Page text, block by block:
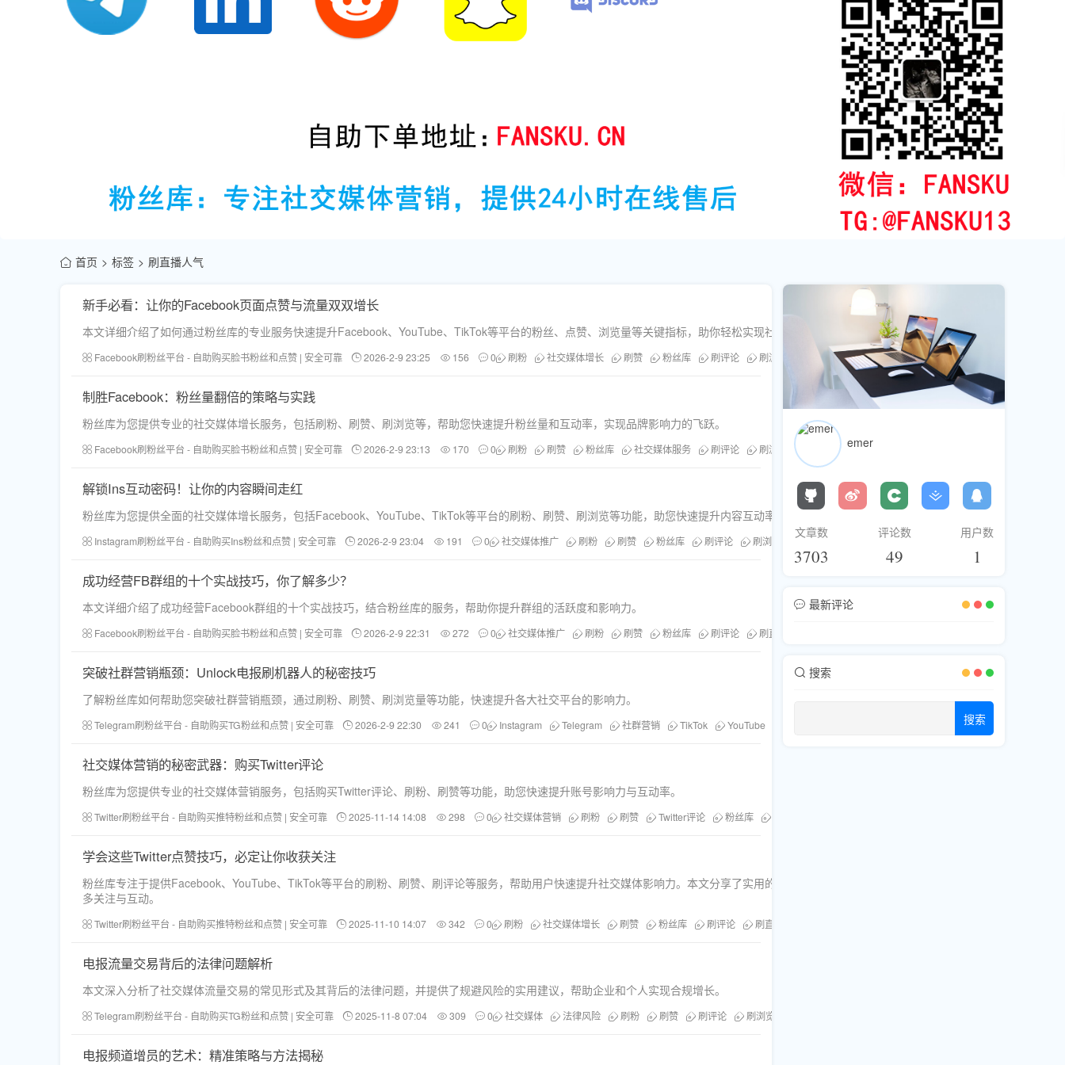
首页 标签 刷直播人气
新手必看：让你的Facebook页面点赞与流量双双增长
本文详细介绍了如何通过粉丝库的专业服务快速提升Facebook、YouTube、TikTok等平台的粉丝、点赞、浏览量等关键指标，助你轻松实现社交媒体影响力的飞跃。
Facebook刷粉丝平台 - 自助购买脸书粉丝和点赞 | 安全可靠 2026-2-9 23:25 156 0 刷粉 社交媒体增长 刷赞 粉丝库 刷评论 刷浏览 刷分享 刷直播人气
制胜Facebook：粉丝量翻倍的策略与实践
粉丝库为您提供专业的社交媒体增长服务，包括刷粉、刷赞、刷浏览等，帮助您快速提升粉丝量和互动率，实现品牌影响力的飞跃。
Facebook刷粉丝平台 - 自助购买脸书粉丝和点赞 | 安全可靠 2026-2-9 23:13 170 0 刷粉 刷赞 粉丝库 社交媒体服务 刷评论 刷浏览 刷直播人气
解锁Ins互动密码！让你的内容瞬间走红
粉丝库为您提供全面的社交媒体增长服务，包括Facebook、YouTube、TikTok等平台的刷粉、刷赞、刷浏览等功能，助您快速提升内容互动率，引爆网络热度。
Instagram刷粉丝平台 - 自助购买Ins粉丝和点赞 | 安全可靠 2026-2-9 23:04 191 0 社交媒体推广 刷粉 刷赞 粉丝库 刷评论 刷浏览 刷分享 刷直播人气
成功经营FB群组的十个实战技巧，你了解多少？
本文详细介绍了成功经营Facebook群组的十个实战技巧，结合粉丝库的服务，帮助你提升群组的活跃度和影响力。
Facebook刷粉丝平台 - 自助购买脸书粉丝和点赞 | 安全可靠 2026-2-9 22:31 272 0 社交媒体推广 刷粉 刷赞 粉丝库 刷评论 刷直播人气
突破社群营销瓶颈：Unlock电报刷机器人的秘密技巧
了解粉丝库如何帮助您突破社群营销瓶颈，通过刷粉、刷赞、刷浏览量等功能，快速提升各大社交平台的影响力。
Telegram刷粉丝平台 - 自助购买TG粉丝和点赞 | 安全可靠 2026-2-9 22:30 241 0 Instagram Telegram 社群营销 TikTok YouTube 粉丝库
社交媒体营销的秘密武器：购买Twitter评论
粉丝库为您提供专业的社交媒体营销服务，包括购买Twitter评论、刷粉、刷赞等功能，助您快速提升账号影响力与互动率。
Twitter刷粉丝平台 - 自助购买推特粉丝和点赞 | 安全可靠 2025-11-14 14:08 298 0 社交媒体营销 刷粉 刷赞 Twitter评论 粉丝库
学会这些Twitter点赞技巧，必定让你收获关注
粉丝库专注于提供Facebook、YouTube、TikTok等平台的刷粉、刷赞、刷评论等服务，帮助用户快速提升社交媒体影响力。本文分享了实用的技巧，助你轻松收获更
多关注与互动。
Twitter刷粉丝平台 - 自助购买推特粉丝和点赞 | 安全可靠 2025-11-10 14:07 342 0 刷粉 社交媒体增长 刷赞 粉丝库 刷评论 刷直播人气
电报流量交易背后的法律问题解析
本文深入分析了社交媒体流量交易的常见形式及其背后的法律问题，并提供了规避风险的实用建议，帮助企业和个人实现合规增长。
Telegram刷粉丝平台 - 自助购买TG粉丝和点赞 | 安全可靠 2025-11-8 07:04 309 0 社交媒体 法律风险 刷粉 刷赞 刷评论 刷浏览
电报频道增员的艺术：精准策略与方法揭秘
emer
文章数
3703
评论数
49
用户数
1
最新评论
搜索
搜索